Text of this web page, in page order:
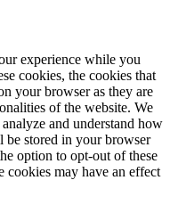
experience while you
cookies, the cookies that
your browser as they are
of the website. We
and understand how
be stored in your browser
option to opt-out of these
cookies may have an effect